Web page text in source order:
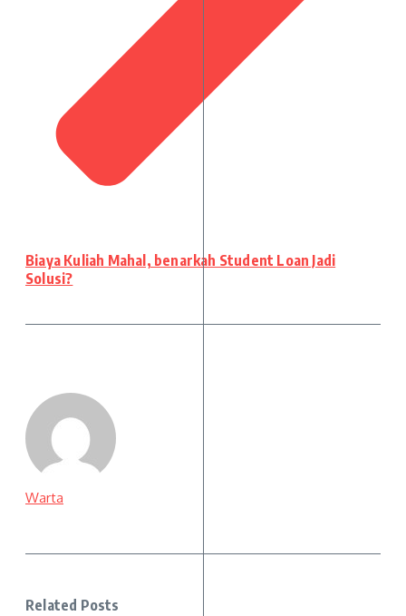
Biaya Kuliah Mahal, benarkah Student Loan Jadi
Solusi?
Warta
Related Posts